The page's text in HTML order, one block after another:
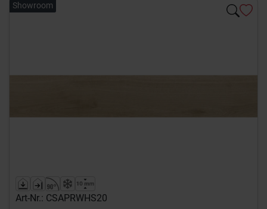
Showroom
Art-Nr.: CSAPRWHS20